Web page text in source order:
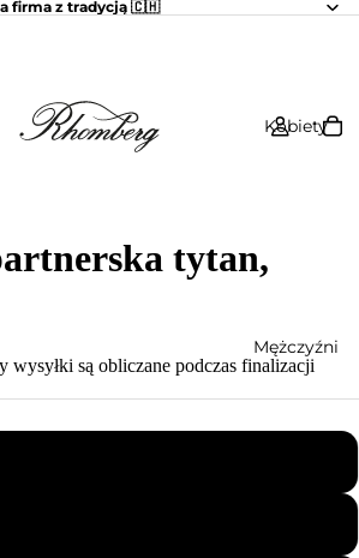
firma z tradycją 🇨🇭
Kobiety
Mężczyźni
tytan,
wysyłki są obliczane podczas finalizacji